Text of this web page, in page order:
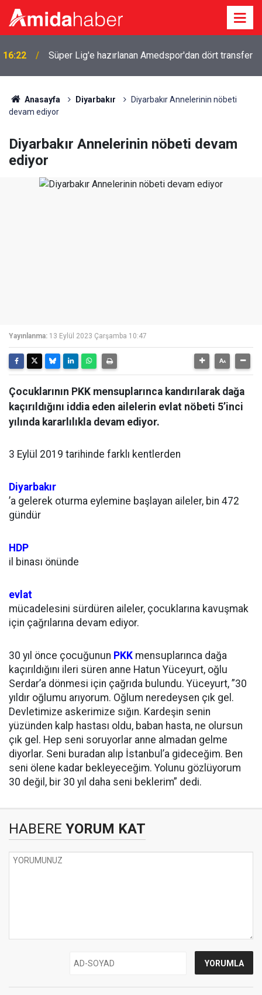
16:22 Süper Lig'e hazırlanan Amedspor'dan dört transfer
Anasayfa Diyarbakır
Diyarbakır Annelerinin nöbeti
devam ediyor
Diyarbakır Annelerinin nöbeti devam
ediyor
Yayınlanma: 13 Eylül 2023 Çarşamba 10:47
Çocuklarının PKK mensuplarınca kandırılarak dağa
kaçırıldığını iddia eden ailelerin evlat nöbeti 5’inci
yılında kararlılıkla devam ediyor.
3 Eylül 2019 tarihinde farklı kentlerden
Diyarbakır
’a gelerek oturma eylemine başlayan aileler, bin 472
gündür
HDP
il binası önünde
evlat
mücadelesini sürdüren aileler, çocuklarına kavuşmak
için çağrılarına devam ediyor.
30 yıl önce çocuğunun PKK mensuplarınca dağa
kaçırıldığını ileri süren anne Hatun Yüceyurt, oğlu
Serdar’a dönmesi için çağrıda bulundu. Yüceyurt, ”30
yıldır oğlumu arıyorum. Oğlum neredeysen çık gel.
Devletimize askerimize sığın. Kardeşin senin
yüzünden kalp hastası oldu, baban hasta, ne olursun
çık gel. Hep seni soruyorlar anne almadan gelme
diyorlar. Seni buradan alıp İstanbul’a gideceğim. Ben
seni ölene kadar bekleyeceğim. Yolunu gözlüyorum
30 değil, bir 30 yıl daha seni beklerim” dedi.
HABERE YORUM KAT